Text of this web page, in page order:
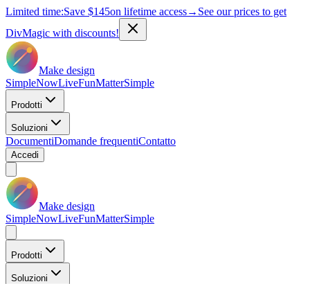
Limited time:Save $145on lifetime access→ See our prices to get
DivMagic with discounts!
Make design
SimpleNowLiveFunMatterSimple
Prodotti
Soluzioni
DocumentiDomande frequentiContatto
Accedi
Make design
SimpleNowLiveFunMatterSimple
Prodotti
Soluzioni